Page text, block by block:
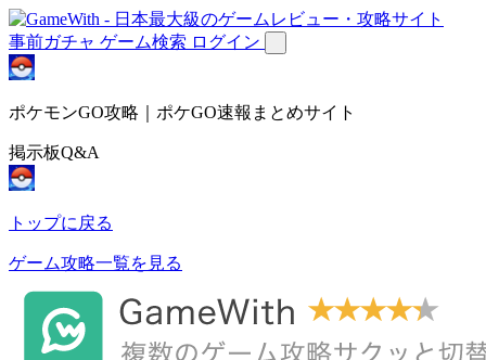
事前ガチャ ゲーム検索 ログイン
ポケモンGO攻略｜ポケGO速報まとめサイト
掲示板Q&A
トップに戻る
ゲーム攻略一覧を見る